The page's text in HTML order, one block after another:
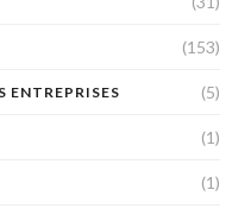
(153)
(5)
(1)
(1)